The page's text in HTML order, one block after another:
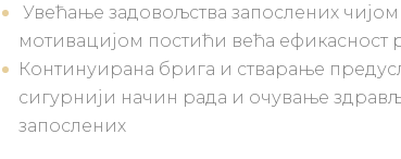
Увећање задовољства запослених чијом
мотивацијом постићи већа ефикасност
Континуирана брига и стварање
сигурнији начин рада и очување
запослених